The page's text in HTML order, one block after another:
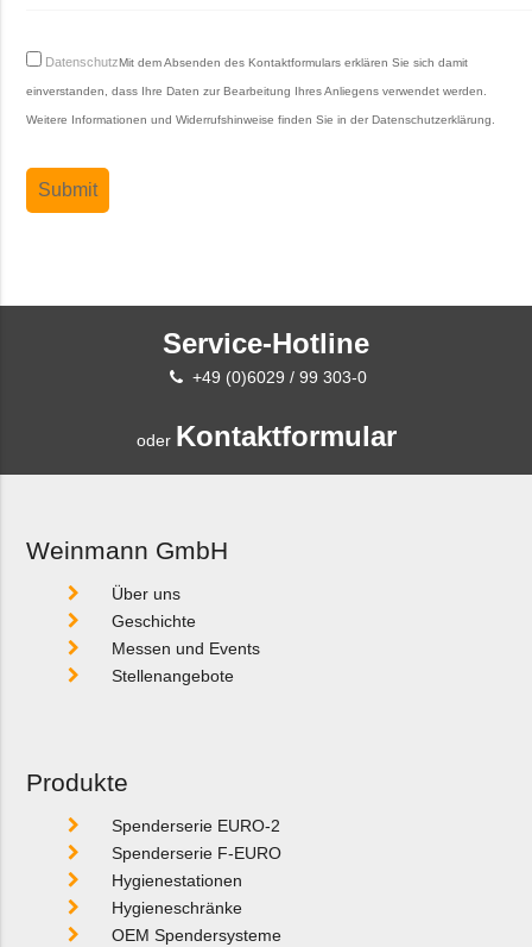
DatenschutzMit dem Absenden des Kontaktformulars erklären Sie sich damit
einverstanden, dass Ihre Daten zur Bearbeitung Ihres Anliegens verwendet werden.
Weitere Informationen und Widerrufshinweise finden Sie in derDatenschutzerklärung
Service-Hotline
+49 (0)6029 / 99 303-0
oder Kontaktformular
Weinmann GmbH
Über uns
Geschichte
Messen und Events
Stellenangebote
Produkte
Spenderserie EURO-2
Spenderserie F-EURO
Hygienestationen
Hygieneschränke
OEM Spendersysteme